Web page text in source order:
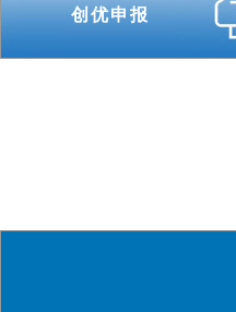
创优申报